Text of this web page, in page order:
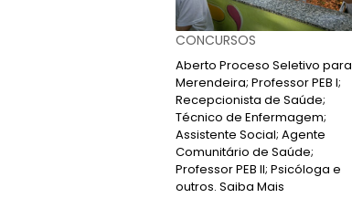
CONCURSOS
Aberto Proceso Seletivo para
Merendeira; Professor PEB I;
Recepcionista de Saúde;
Técnico de Enfermagem;
Assistente Social; Agente
Comunitário de Saúde;
Professor PEB II; Psicóloga e
outros. Saiba Mais